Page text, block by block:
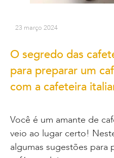
23 março 2024
O segredo das
para preparar um
com a cafeteira
Você é um amante de
veio ao lugar certo!
algumas sugestões para